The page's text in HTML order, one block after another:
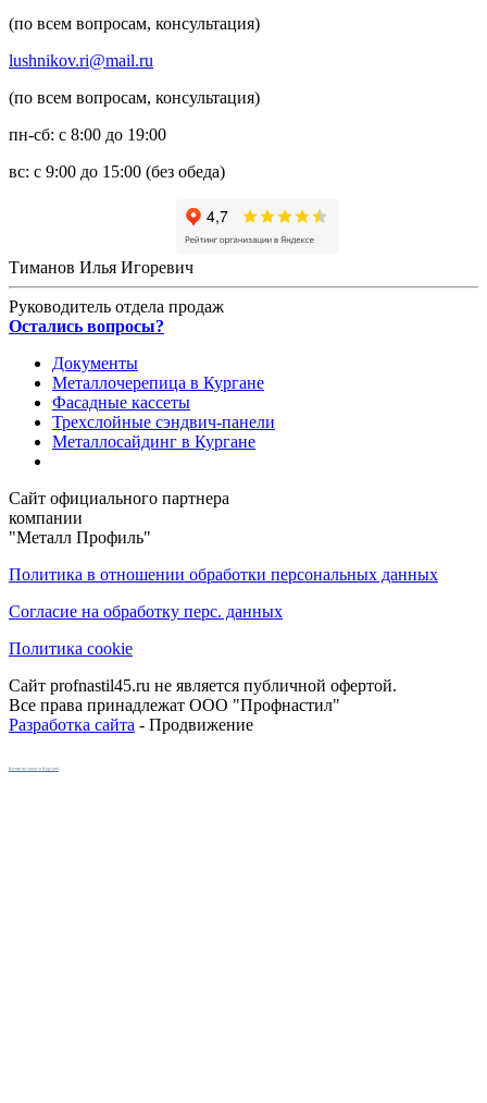
(по всем вопросам, консультация)
lushnikov.ri@mail.ru
(по всем вопросам, консультация)
пн-сб: с 8:00 до 19:00
вс: с 9:00 до 15:00 (без обеда)
Тиманов Илья Игоревич
Руководитель отдела продаж
Остались вопросы?
Документы
Металлочерепица в Кургане
Фасадные кассеты
Трехслойные сэндвич-панели
Металлосайдинг в Кургане
Сайт официального партнера
компании
"Металл Профиль"
Политика в отношении обработки персональных данных
Согласие на обработку перс. данных
Политика cookie
Сайт profnastil45.ru не является публичной офертой.
Все права принадлежат ООО "Профнастил"
Разработка сайта - Продвижение
Кухни на заказ в Кургане